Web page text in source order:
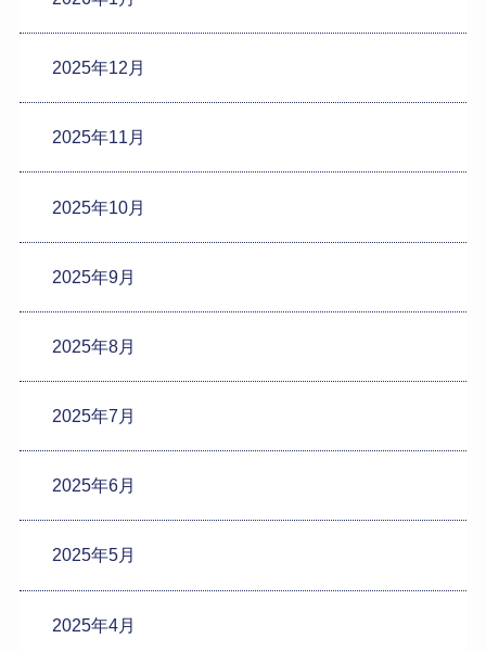
2025年12月
2025年11月
2025年10月
2025年9月
2025年8月
2025年7月
2025年6月
2025年5月
2025年4月